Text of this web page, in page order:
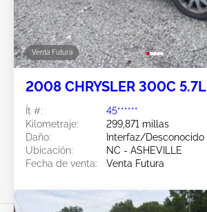
Venta Futura
2008 CHRYSLER 300C 5.7L
Ít #:
45******
Kilometraje:
299,871 millas
Daño:
Interfaz/Desconocido
Ubicación:
NC - ASHEVILLE
Fecha de venta:
Venta Futura